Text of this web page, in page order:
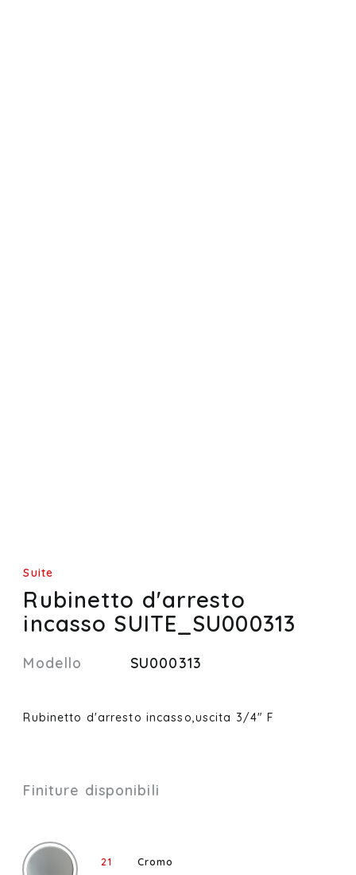
Suite
Rubinetto d'arresto
incasso SUITE_SU000313
Modello SU000313
Rubinetto d'arresto incasso,uscita 3/4" F
Finiture disponibili
21 Cromo